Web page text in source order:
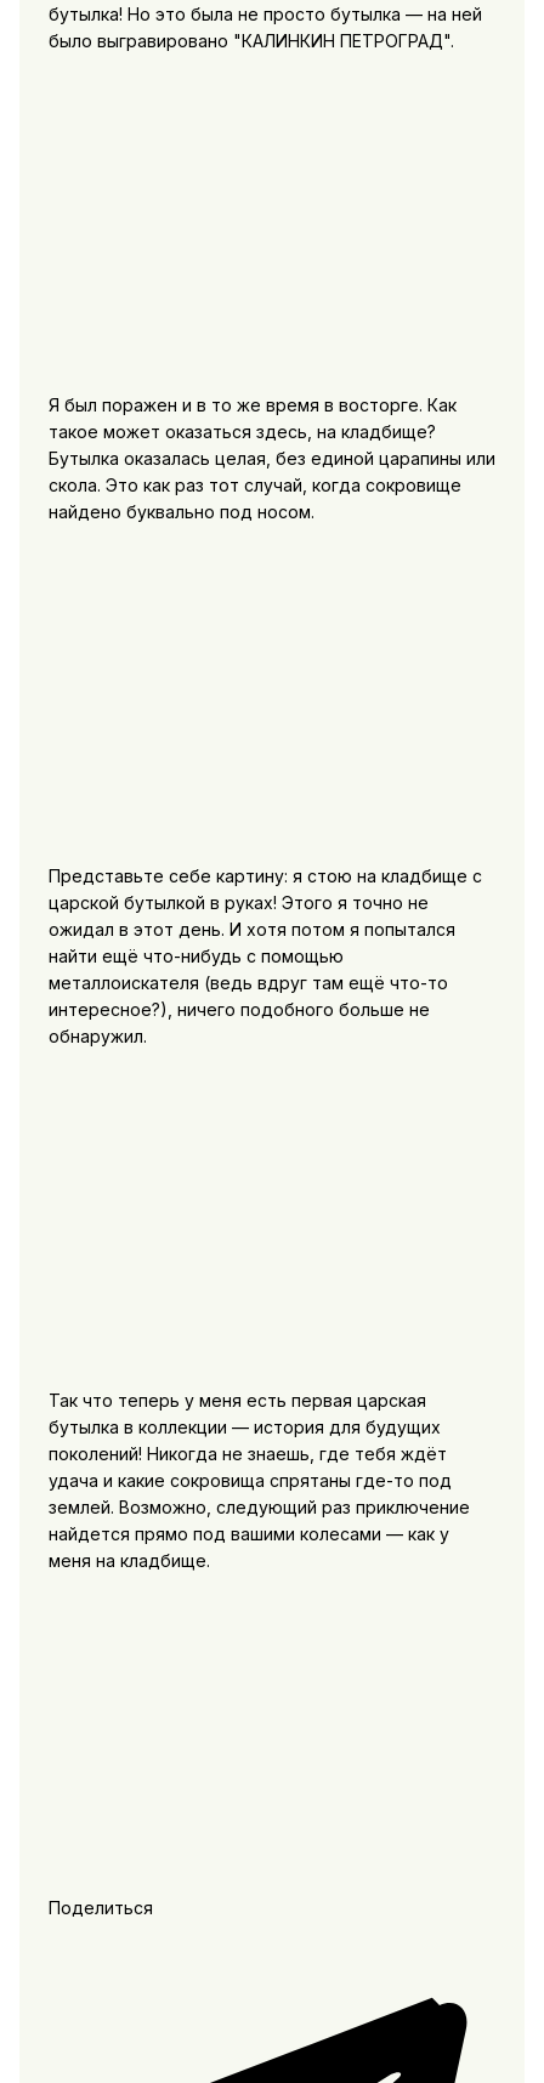
бутылка! Но это была не просто бутылка — на ней
было выгравировано "КАЛИНКИН ПЕТРОГРАД".
Я был поражен и в то же время в восторге. Как
такое может оказаться здесь, на кладбище?
Бутылка оказалась целая, без единой царапины или
скола. Это как раз тот случай, когда сокровище
найдено буквально под носом.
Представьте себе картину: я стою на кладбище с
царской бутылкой в руках! Этого я точно не
ожидал в этот день. И хотя потом я попытался
найти ещё что-нибудь с помощью
металлоискателя (ведь вдруг там ещё что-то
интересное?), ничего подобного больше не
обнаружил.
Так что теперь у меня есть первая царская
бутылка в коллекции — история для будущих
поколений! Никогда не знаешь, где тебя ждёт
удача и какие сокровища спрятаны где-то под
землей. Возможно, следующий раз приключение
найдется прямо под вашими колесами — как у
меня на кладбище.
Поделиться